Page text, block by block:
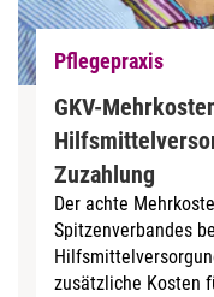
Pflegepraxis
GKV-
Zuzahlung
Der achte
Spitzenverbandes
zusätzliche Kosten